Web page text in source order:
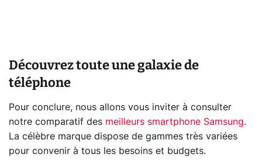
Découvrez toute une galaxie de
téléphone
Pour conclure, nous allons vous inviter à consulter
notre comparatif des meilleurs smartphone Samsung.
La célèbre marque dispose de gammes très variées
pour convenir à tous les besoins et budgets.